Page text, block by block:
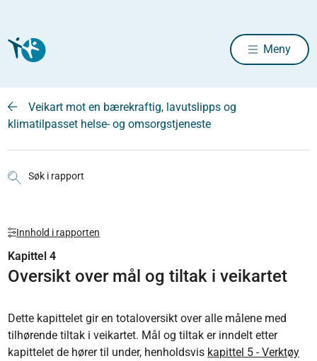
Meny
Veikart mot en bærekraftig, lavutslipps og
klimatilpasset helse- og omsorgstjeneste
Søk i rapport
Innhold i rapporten
Kapittel 4
Oversikt over mål og tiltak i veikartet
Dette kapittelet gir en totaloversikt over alle målene med
tilhørende tiltak i veikartet. Mål og tiltak er inndelt etter
kapittelet de hører til under, henholdsvis kapittel 5 - Verktøy